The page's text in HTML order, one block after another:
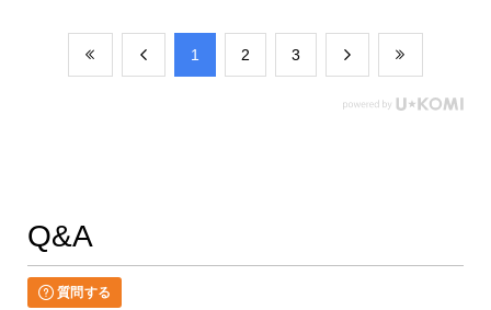
​1 ​2 ​3
Q&A
質問する